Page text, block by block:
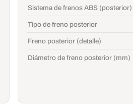
Sistema de frenos ABS (posterior)
Tipo de freno posterior
Freno posterior (detalle)
Diámetro de freno posterior (mm)